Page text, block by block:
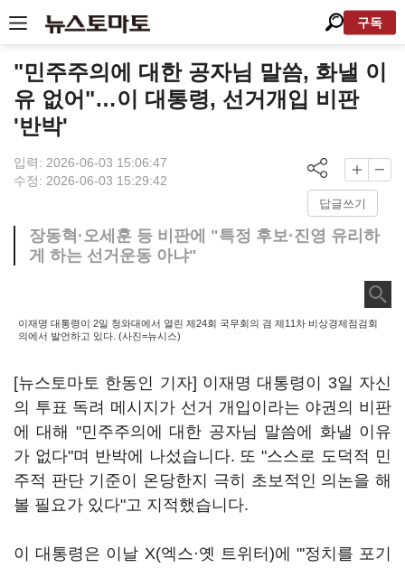
구독
"민주주의에 대한 공자님 말씀, 화낼 이
유 없어"…이 대통령, 선거개입 비판
'반박'
입력: 2026-06-03 15:06:47
수정: 2026-06-03 15:29:42
답글쓰기
장동혁·오세훈 등 비판에 "특정 후보·진영 유리하
게 하는 선거운동 아냐"
이재명 대통령이 2일 청와대에서 열린 제24회 국무회의 겸 제11차 비상경제점검회
의에서 발언하고 있다. (사진=뉴시스)
[뉴스토마토 한동인 기자] 이재명 대통령이 3일 자신
의 투표 독려 메시지가 선거 개입이라는 야권의 비판
에 대해 "민주주의에 대한 공자님 말씀에 화낼 이유
가 없다"며 반박에 나섰습니다. 또 "스스로 도덕적 민
주적 판단 기준이 온당한지 극히 초보적인 의논을 해
볼 필요가 있다"고 지적했습니다.
이 대통령은 이날 X(엑스·옛 트위터)에 "'정치를 포기